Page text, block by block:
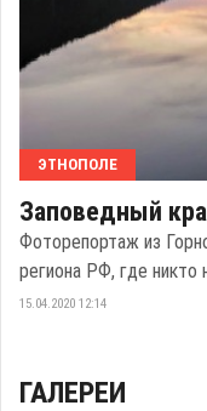
ЭТНОПОЛЕ
Заповедный
Фоторепортаж из
региона РФ, где никто
15.04.2020 12:14
ГАЛЕРЕИ